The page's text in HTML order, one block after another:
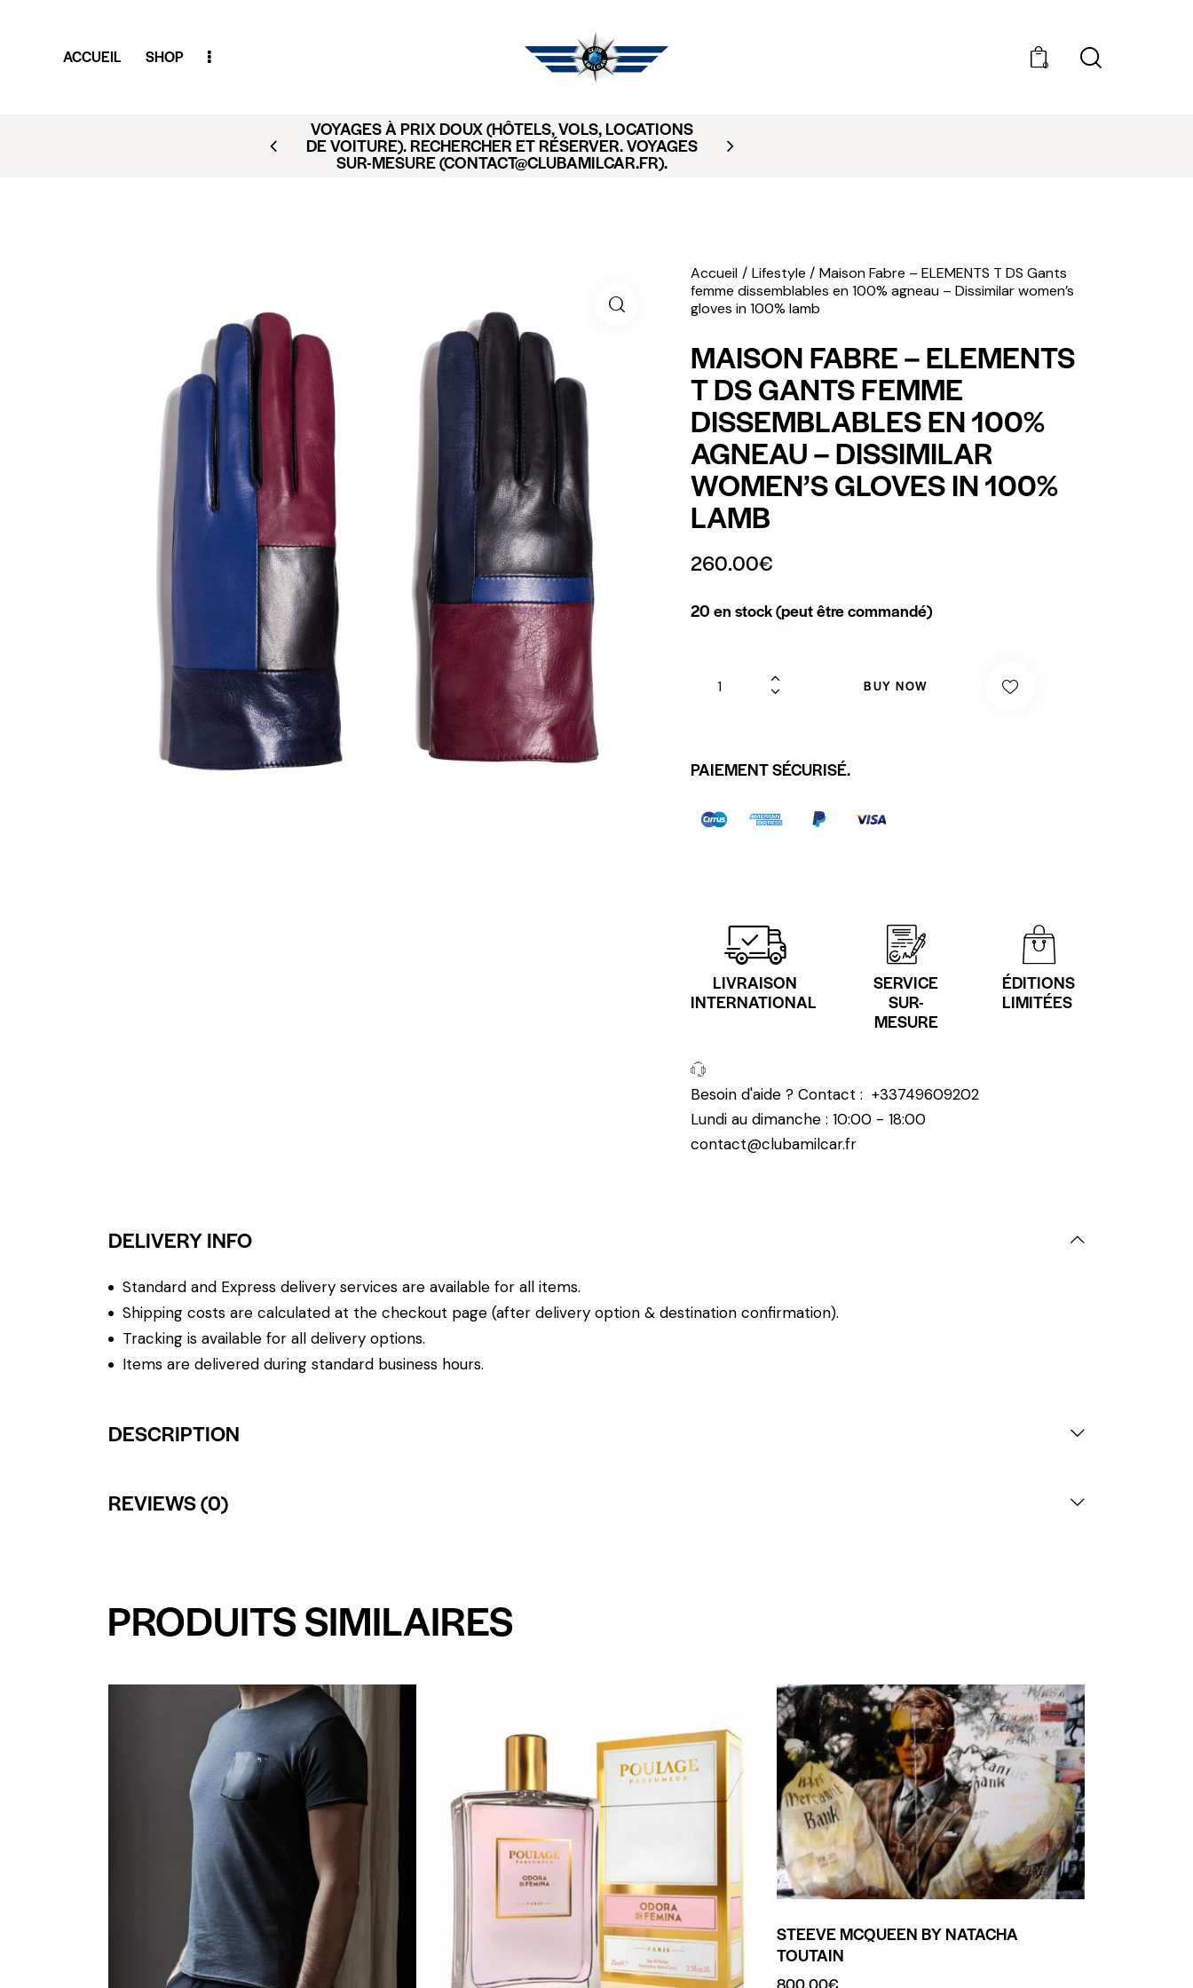
ACCUEIL SHOP 0
VOYAGES À PRIX DOUX (HÔTELS, VOLS, LOCATIONS
DE VOITURE). RECHERCHER ET RÉSERVER. VOYAGES
SUR-MESURE (CONTACT@CLUBAMILCAR.FR).
Accueil Lifestyle
Maison Fabre – ELEMENTS T DS Gants
femme dissemblables en 100% agneau – Dissimilar women’s
gloves in 100% lamb
MAISON FABRE – ELEMENTS
T DS GANTS FEMME
DISSEMBLABLES EN 100%
AGNEAU – DISSIMILAR
WOMEN’S GLOVES IN 100%
LAMB
260.00€
20 en stock (peut être commandé)
BUY NOW
PAIEMENT SÉCURISÉ.
LIVRAISON
INTERNATIONAL
SERVICE
SUR-
MESURE
ÉDITIONS
LIMITÉES
Besoin d'aide ? Contact : +33749609202
Lundi au dimanche : 10:00 - 18:00
contact@clubamilcar.fr
DELIVERY INFO
Standard and Express delivery services are available for all items.
Shipping costs are calculated at the checkout page (after delivery option & destination confirmation).
Tracking is available for all delivery options.
Items are delivered during standard business hours.
DESCRIPTION
REVIEWS (0)
PRODUITS SIMILAIRES
STEEVE MCQUEEN BY NATACHA
TOUTAIN
800.00€